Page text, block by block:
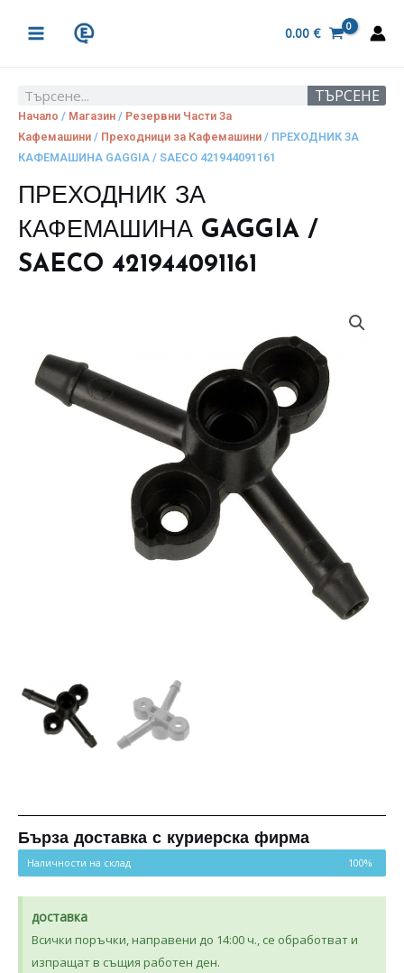
MENU
0.00 €
Search ТЪРСЕНЕ
Начало / Магазин / Резервни Части За
Кафемашини / Преходници за Кафемашини / ПРЕХОДНИК ЗА
КАФЕМАШИНА GAGGIA / SAECO 421944091161
ПРЕХОДНИК ЗА
КАФЕМАШИНА GAGGIA /
SAECO 421944091161
Бърза доставка с куриерска фирма
Наличности на склад 100%
доставка
Всички поръчки, направени до 14:00 ч., се обработват и
изпращат в същия работен ден.